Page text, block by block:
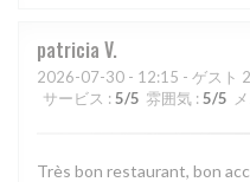
patricia V
2026-07-30 - 12:15 - ゲスト 2
サービス : 5/5 雰囲気 : 5/5
Très bon restaurant, bon